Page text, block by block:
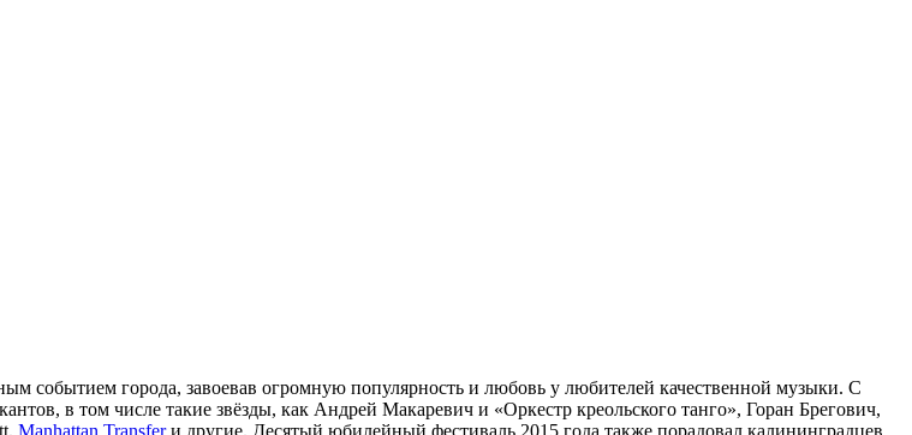
событием города, завоевав огромную популярность и любовь у любителей качественной музыки. С
в том числе такие звёзды, как Андрей Макаревич и «Оркестр креольского танго», Горан Брегович,
Manhattan Transferи другие. Десятый юбилейный фестиваль 2015 года также порадовал калининградцев